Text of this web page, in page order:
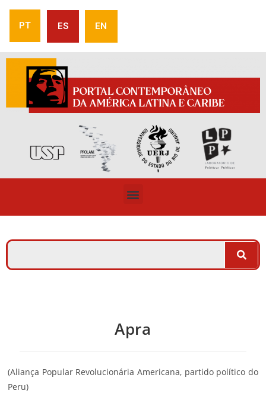
PT ES EN
Apra
(Aliança Popular Revolucionária Americana, partido político do
Peru)